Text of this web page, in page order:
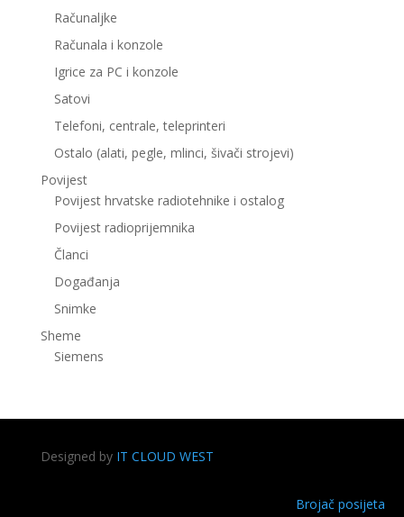
Računaljke
Računala i konzole
Igrice za PC i konzole
Satovi
Telefoni, centrale, teleprinteri
Ostalo (alati, pegle, mlinci, šivači strojevi)
Povijest
Povijest hrvatske radiotehnike i ostalog
Povijest radioprijemnika
Članci
Događanja
Snimke
Sheme
Siemens
Designed by IT CLOUD WEST
Brojač posijeta